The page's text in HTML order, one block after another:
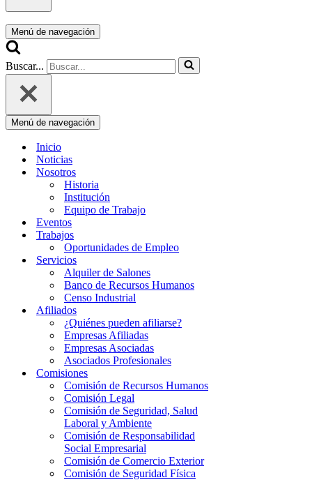
Menú de navegación
Buscar...
Menú de navegación
Inicio
Noticias
Nosotros
Historia
Institución
Equipo de Trabajo
Eventos
Trabajos
Oportunidades de Empleo
Servicios
Alquiler de Salones
Banco de Recursos Humanos
Censo Industrial
Afiliados
¿Quiénes pueden afiliarse?
Empresas Afiliadas
Empresas Asociadas
Asociados Profesionales
Comisiones
Comisión de Recursos Humanos
Comisión Legal
Comisión de Seguridad, Salud
Laboral y Ambiente
Comisión de Responsabilidad
Social Empresarial
Comisión de Comercio Exterior
Comisión de Seguridad Física